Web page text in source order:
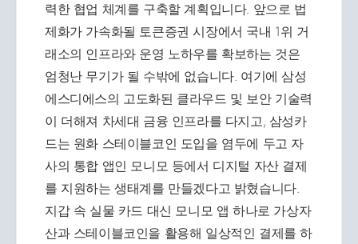
력한 협업 체계를 구축할 계획입니다. 앞으로 법
제화가 가속화될 토큰증권 시장에서 국내 1위 거
래소의 인프라와 운영 노하우를 확보하는 것은
엄청난 무기가 될 수밖에 없습니다. 여기에 삼성
에스디에스의 고도화된 클라우드 및 보안 기술력
이 더해져 차세대 금융 인프라를 다지고, 삼성카
드는 원화 스테이블코인 도입을 염두에 두고 자
사의 통합 앱인 모니모 등에서 디지털 자산 결제
를 지원하는 생태계를 만들겠다고 밝혔습니다.
지갑 속 실물 카드 대신 모니모 앱 하나로 가상자
산과 스테이블코인을 활용해 일상적인 결제를 하